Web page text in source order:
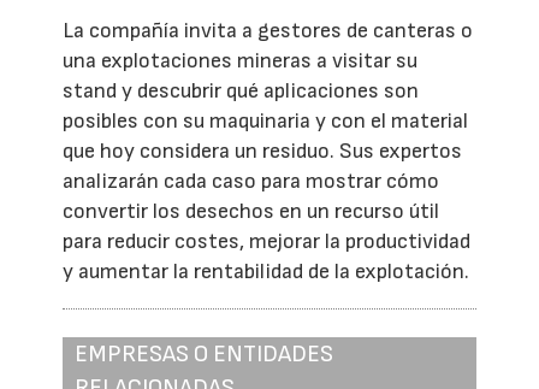
La compañía invita a gestores de canteras o
una explotaciones mineras a visitar su
stand y descubrir qué aplicaciones son
posibles con su maquinaria y con el material
que hoy considera un residuo. Sus expertos
analizarán cada caso para mostrar cómo
convertir los desechos en un recurso útil
para reducir costes, mejorar la productividad
y aumentar la rentabilidad de la explotación.
EMPRESAS O ENTIDADES